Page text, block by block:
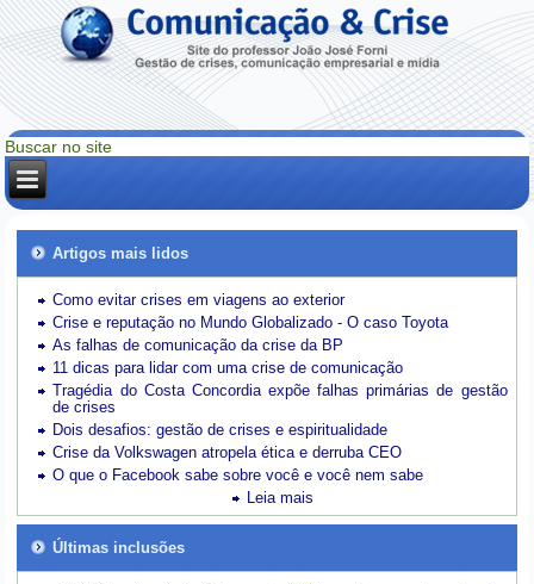
Artigos mais lidos
Como evitar crises em viagens ao exterior
Crise e reputação no Mundo Globalizado - O caso Toyota
As falhas de comunicação da crise da BP
11 dicas para lidar com uma crise de comunicação
Tragédia do Costa Concordia expõe falhas primárias de gestão
de crises
Dois desafios: gestão de crises e espiritualidade
Crise da Volkswagen atropela ética e derruba CEO
O que o Facebook sabe sobre você e você nem sabe
Leia mais
Últimas inclusões